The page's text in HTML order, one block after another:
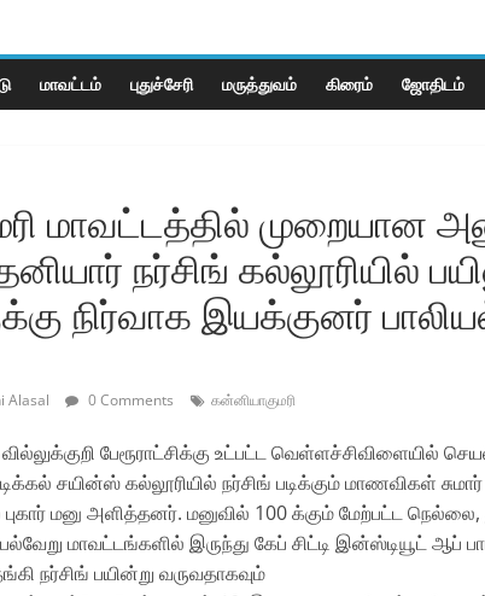
மாவட்டம் புதுச்சேரி மருத்துவம் கிரைம் ஜோ‌திட‌ம்
மாவட்டத்தில் முறையான
நர்சிங் கல்லூரியில்
நிர்வாக இயக்குனர்
Alasal 0 Comments கன்னியாகுமரி
பேரூராட்சிக்கு உட்பட்ட வெள்ளச்சிவிளையில்
சயின்ஸ் கல்லூரியில் நர்சிங் படிக்கும் மாணவிகள்
மனு அளித்தனர். மனுவில் 100 க்கும் மேற்பட்ட நெல்லை,
மாவட்டங்களில் இருந்து கேப் சிட்டி இன்ஸ்டியூட் ஆப்
நர்சிங் பயின்று வருவதாகவும்